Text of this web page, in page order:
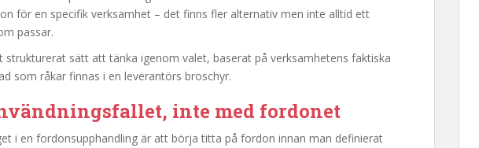
för en specifik verksamhet – det finns fler alternativ men inte alltid ett
passar.
strukturerat sätt att tänka igenom valet, baserat på verksamhetens faktiska
som råkar finnas i en leverantörs broschyr.
inte med fordonet
i en fordonsupphandling är att börja titta på fordon innan man definierat